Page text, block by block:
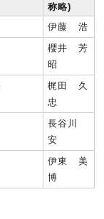
称略)
伊藤 浩
櫻井 芳
昭
梶田 久
忠
長谷川
安
伊東 美
博